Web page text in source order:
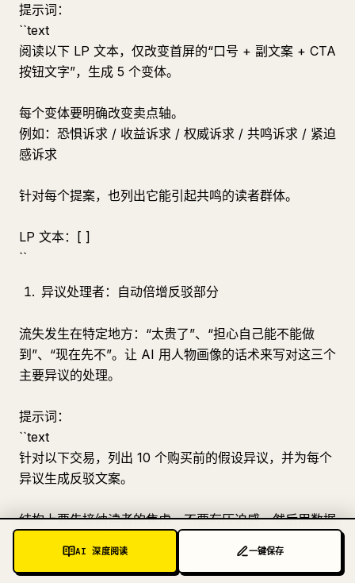
提示词：
``text
阅读以下 LP 文本，仅改变首屏的“口号 + 副文案 + CTA
按钮文字”，生成 5 个变体。
每个变体要明确改变卖点轴。
例如：恐惧诉求 / 收益诉求 / 权威诉求 / 共鸣诉求 / 紧迫
感诉求
针对每个提案，也列出它能引起共鸣的读者群体。
LP 文本：[ ]
``
异议处理者：自动倍增反驳部分
流失发生在特定地方：“太贵了”、“担心自己能不能做
到”、“现在先不”。让 AI 用人物画像的话术来写对这三个
主要异议的处理。
提示词：
``text
针对以下交易，列出 10 个购买前的假设异议，并为每个
异议生成反驳文案。
结构上要先接纳读者的焦虑，不要有压迫感，然后用数据
每个反驳文案在 200 字以内。
AI 深度阅读 一键保存